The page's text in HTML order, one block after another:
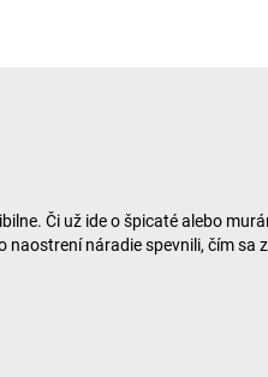
Či už ide o špicaté alebo
náradie spevnili, čím sa